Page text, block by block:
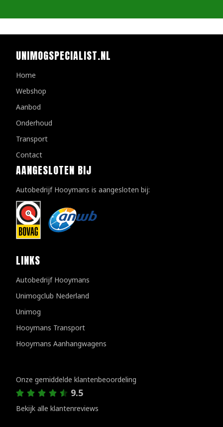
UNIMOGSPECIALIST.NL
Home
Webshop
Aanbod
Onderhoud
Transport
Contact
AANGESLOTEN BIJ
Autobedrijf Hooymans is aangesloten bij:
LINKS
Autobedrijf Hooymans
Unimogclub Nederland
Unimog
Hooymans Transport
Hooymans Aanhangwagens
Onze gemiddelde klantenbeoordeling
9.5
Bekijk alle klantenreviews